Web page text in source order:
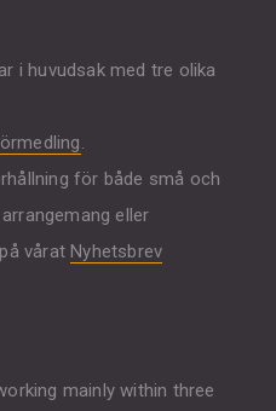
i huvudsak med tre olika
.
för både små och
eller
vårat Nyhetsbrev
mainly within three